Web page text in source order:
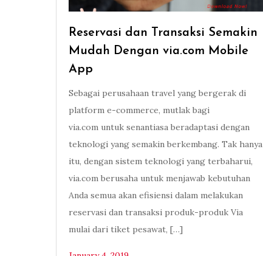
Reservasi dan Transaksi Semakin
Mudah Dengan via.com Mobile
App
Sebagai perusahaan travel yang bergerak di
platform e-commerce, mutlak bagi
via.com untuk senantiasa beradaptasi dengan
teknologi yang semakin berkembang. Tak hanya
itu, dengan sistem teknologi yang terbaharui,
via.com berusaha untuk menjawab kebutuhan
Anda semua akan efisiensi dalam melakukan
reservasi dan transaksi produk-produk Via
mulai dari tiket pesawat, […]